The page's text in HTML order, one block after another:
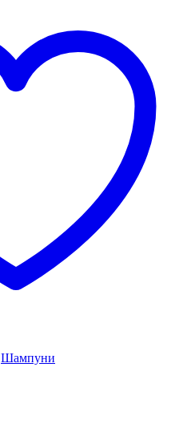
Шампуни